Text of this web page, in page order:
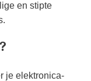
en stipte
je elektronica-